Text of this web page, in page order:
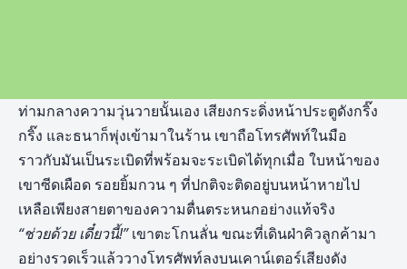
ท่ามกลางความวุ่นวายนั้นเอง เสียงกระดิ่งหน้าประตูดังกริ๊ง
กริ๊ง และธนาก็พุ่งเข้ามาในร้าน เขาถือโทรศัพท์ในมือ
ราวกับมันเป็นระเบิดที่พร้อมจะระเบิดได้ทุกเมื่อ ใบหน้าของ
เขาซีดเผือด รอยยิ้มกวน ๆ ที่ปกติจะติดอยู่บนหน้าหายไป
เหลือเพียงสายตาของความตื่นตระหนกอย่างแท้จริง
“ช่วยด้วย เดี๋ยวนี้!”เขาตะโกนลั่น ขณะที่เดินฝ่าคิวลูกค้ามา
อย่างรวดเร็วแล้ววางโทรศัพท์ลงบนเคาน์เตอร์เสียงดัง